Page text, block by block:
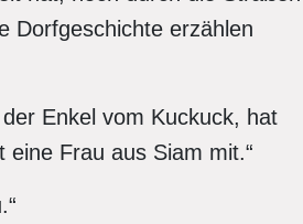
Dorfgeschichte erzählen
Enkel vom Kuckuck, hat
Frau aus Siam mit.“